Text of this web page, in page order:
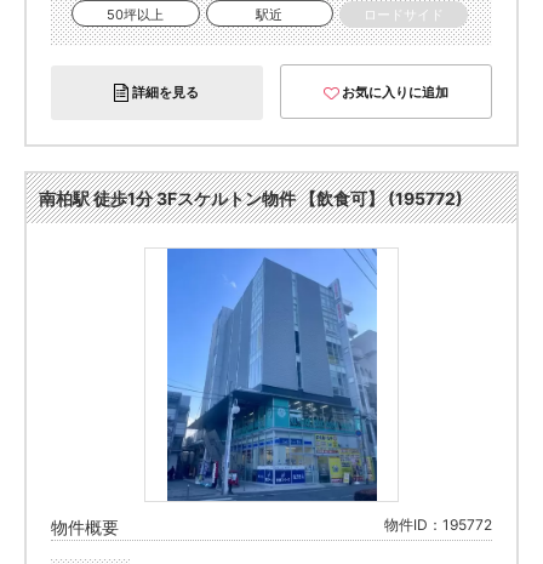
50坪以上
駅近 ロードサイド
詳細を見る お気に入りに追加
南柏駅 徒歩1分 3Fスケルトン物件 【飲食可】 (195772)
物件概要 物件ID：195772